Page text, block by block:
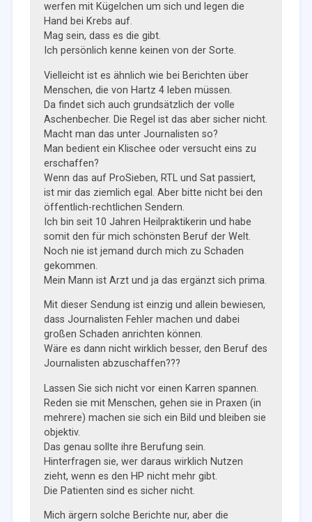
werfen mit Kügelchen um sich und legen die
Hand bei Krebs auf.
Mag sein, dass es die gibt.
Ich persönlich kenne keinen von der Sorte.
Vielleicht ist es ähnlich wie bei Berichten über
Menschen, die von Hartz 4 leben müssen.
Da findet sich auch grundsätzlich der volle
Aschenbecher. Die Regel ist das aber sicher nicht.
Macht man das unter Journalisten so?
Man bedient ein Klischee oder versucht eins zu
erschaffen?
Wenn das auf ProSieben, RTL und Sat passiert,
ist mir das ziemlich egal. Aber bitte nicht bei den
öffentlich-rechtlichen Sendern.
Ich bin seit 10 Jahren Heilpraktikerin und habe
somit den für mich schönsten Beruf der Welt.
Noch nie ist jemand durch mich zu Schaden
gekommen.
Mein Mann ist Arzt und ja das ergänzt sich prima.
Mit dieser Sendung ist einzig und allein bewiesen,
dass Journalisten Fehler machen und dabei
großen Schaden anrichten können.
Wäre es dann nicht wirklich besser, den Beruf des
Journalisten abzuschaffen???
Lassen Sie sich nicht vor einen Karren spannen.
Reden sie mit Menschen, gehen sie in Praxen (in
mehrere) machen sie sich ein Bild und bleiben sie
objektiv.
Das genau sollte ihre Berufung sein.
Hinterfragen sie, wer daraus wirklich Nutzen
zieht, wenn es den HP nicht mehr gibt.
Die Patienten sind es sicher nicht.
Mich ärgern solche Berichte nur, aber die